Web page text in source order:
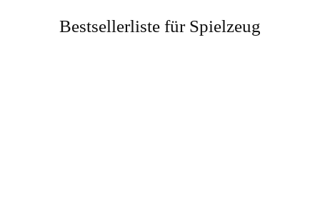
Bestsellerliste für Spielzeug